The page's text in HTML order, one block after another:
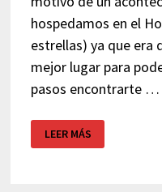
hospedamos en el
estrellas) ya que era
mejor lugar para
pasos encontrarte …
MERIDIONAL
–
LEER MÁS